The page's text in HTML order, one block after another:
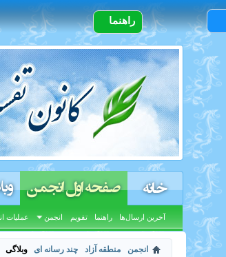
راهنما
خانه صفحه اول انجمن
آخرین ارسال‌ها راهنما تقویم انجمن عملیات
انجمن منطقه آزاد چند رسانه ای وبلاگی